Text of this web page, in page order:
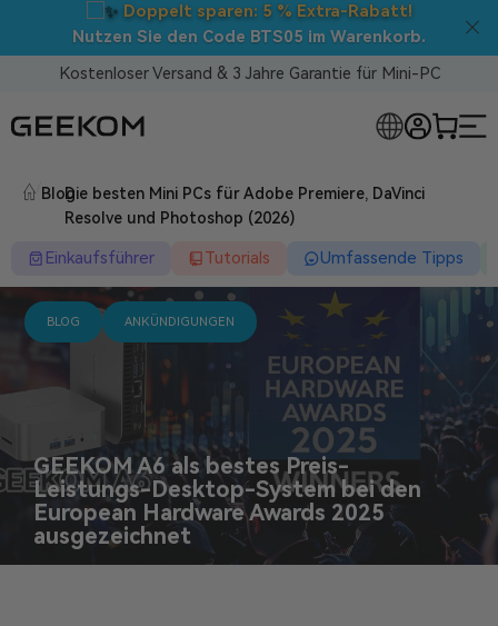
Back to School : Direktabzüge aufALLE Mini-PCs!
Kostenloser Versand & 3 Jahre Garantie für Mini-PC
/BlogDie besten Mini PCs für Adobe Premiere, DaVinci
Resolve und Photoshop (2026)
Einkaufsführer Tutorials Umfassende Tipps
BLOG ANKÜNDIGUNGEN
GEEKOM A6 als bestes Preis-
Leistungs-Desktop-System bei den
European Hardware Awards 2025
ausgezeichnet
MINI-PCS